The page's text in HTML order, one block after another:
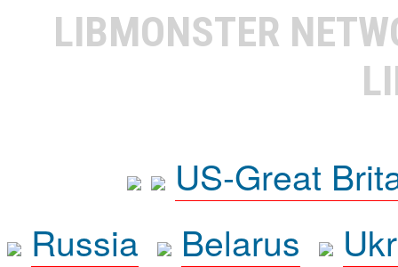
LIBMONSTER
US-Great
Russia
Belarus